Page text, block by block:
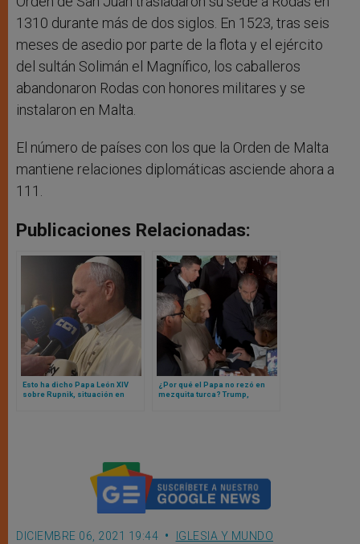
1310 durante más de dos siglos. En 1523, tras seis
meses de asedio por parte de la flota y el ejército
del sultán Solimán el Magnífico, los caballeros
abandonaron Rodas con honores militares y se
instalaron en Malta.
El número de países con los que la Orden de Malta
mantiene relaciones diplomáticas asciende ahora a
111.
Publicaciones Relacionadas:
Esto ha dicho Papa León XIV
sobre Rupnik, situación en
¿Por qué el Papa no rezó en
mezquita turca? Trump,
DICIEMBRE 06, 2021 19:44 IGLESIA Y MUNDO